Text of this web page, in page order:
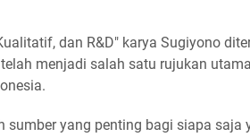
dan R&D" karya Sugiyono
menjadi salah satu rujukan
yang penting bagi siapa saja